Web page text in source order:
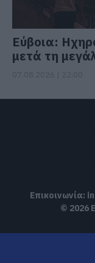
Εύβοια:
μετά τη
Επικοινωνία:
© 2026